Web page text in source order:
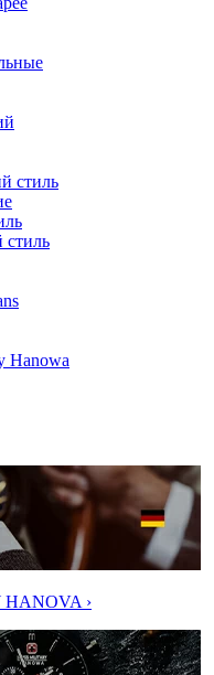
стиль
Hanowa
HANOVA ›